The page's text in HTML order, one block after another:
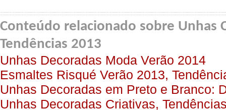
Conteúdo relacionado sobre Unhas
Tendências 2013
Unhas Decoradas Moda Verão 2014
Esmaltes Risqué Verão 2013,
Unhas Decoradas em Preto e Branco:
Unhas Decoradas Criativas,